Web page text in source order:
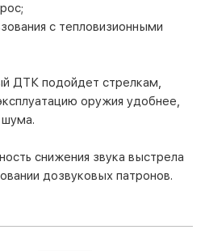
с тепловизионными
ДТК подойдет стрелкам,
оружия удобнее,
шума.
снижения звука выстрела
дозвуковых патронов.